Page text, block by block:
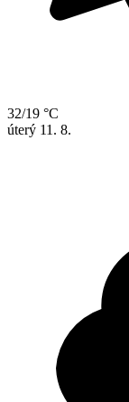
32/19 °C
úterý 11. 8.